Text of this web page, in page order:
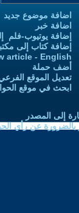
اضافة موضوع جديد
اضافة خبر
إضافة يوتيوب-فلم
إضافة كتاب إلى
article - English
أضف حملة
تعديل الموقع
ابحث في موقع
إلى المصدر
بالضرورة عن رأي